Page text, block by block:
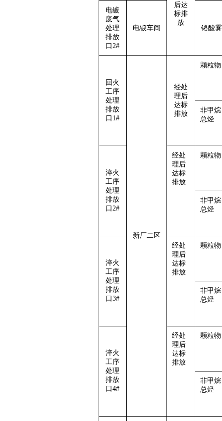
后达
标排
放
电镀
废气
处理
排放
口2#
电镀车间 铬酸雾
回火
工序
处理
排放
口1#
新厂二区
经处
理后
达标
排放
颗粒物
非甲烷
总烃
淬火
工序
处理
排放
口2#
经处
理后
达标
排放
颗粒物
非甲烷
总烃
淬火
工序
处理
排放
口3#
经处
理后
达标
排放
颗粒物
非甲烷
总烃
淬火
工序
处理
排放
口4#
经处
理后
达标
排放
颗粒物
非甲烷
总烃